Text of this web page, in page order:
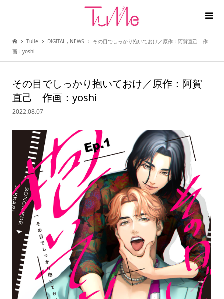
Tulle DIGITAL , NEWS
その目でしっかり抱いておけ／原作：阿賀直己 作
画：yoshi
その目でしっかり抱いておけ／原作：阿賀
直己 作画：yoshi
2022.08.07